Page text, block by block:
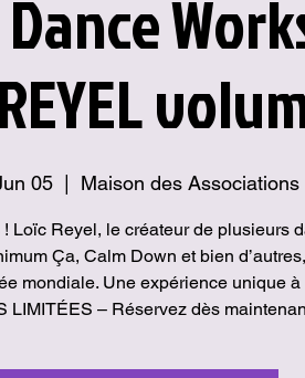
05
  |
Maison des Associations
Loïc Reyel, le créateur de plusieurs
Ça, Calm Down et bien
mondiale. Une expérience unique
LIMITÉES – Réservez dès